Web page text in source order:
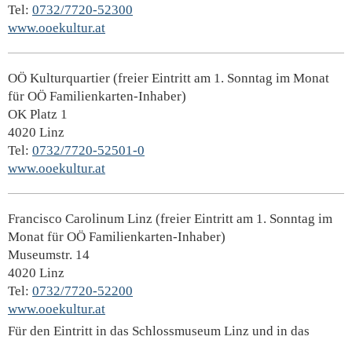
Tel: 0732/7720-52300
www.ooekultur.at
OÖ Kulturquartier (freier Eintritt am 1. Sonntag im Monat
für OÖ Familienkarten-Inhaber)
OK Platz 1
4020 Linz
Tel: 0732/7720-52501-0
www.ooekultur.at
Francisco Carolinum Linz (freier Eintritt am 1. Sonntag im
Monat für OÖ Familienkarten-Inhaber)
Museumstr. 14
4020 Linz
Tel: 0732/7720-52200
www.ooekultur.at
Für den Eintritt in das Schlossmuseum Linz und in das